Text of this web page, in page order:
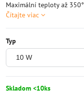
Maximální teploty až
Čítajte viac
Typ
Skladom <10ks